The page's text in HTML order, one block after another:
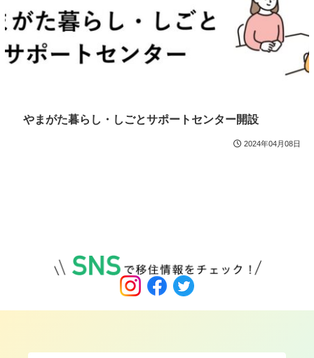
やまがた暮らし・しごとサポートセンター開設
2024年04月08日